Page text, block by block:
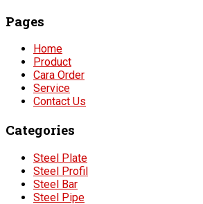
Pages
Home
Product
Cara Order
Service
Contact Us
Categories
Steel Plate
Steel Profil
Steel Bar
Steel Pipe